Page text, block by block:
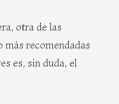
otra de las
más recomendadas
es, sin duda, el